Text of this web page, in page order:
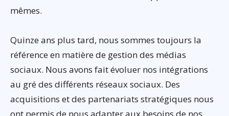
mêmes.
Quinze ans plus tard, nous sommes toujours la
référence en matière de gestion des médias
sociaux. Nous avons fait évoluer nos intégrations
au gré des différents réseaux sociaux. Des
acquisitions et des partenariats stratégiques nous